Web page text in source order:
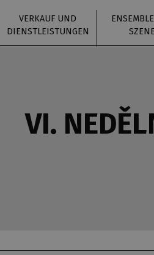
VERKAUF UND
DIENSTLEISTUNGEN
VI.